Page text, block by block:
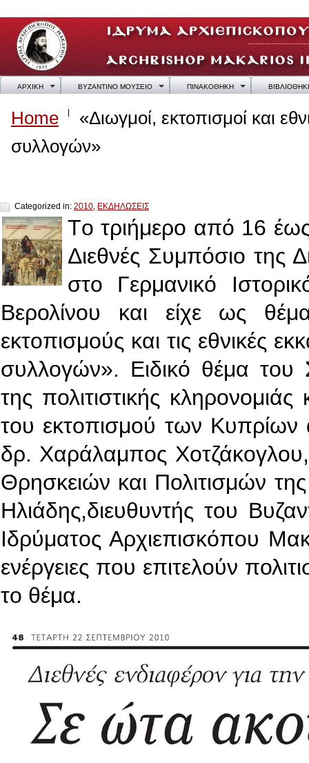
ΑΡΧΙΚΗ ΒΥΖΑΝΤΙΝΟ ΜΟΥΣΕΙΟ ΠΙΝΑΚΟΘΗΚΗ
Home
«Διωγμοί, εκτοπισμοί και
συλλογών»
Categorized in: 2010, ΕΚΔΗΛΩΣΕΙΣ
Tο τριήμερο από 16
Διεθνές Συμπόσιο της
στο Γερμανικό
Βερολίνου και είχε ως
εκτοπισμούς και τις εθνικές
συλλογών». Ειδικό θέμα
της πολιτιστικής
του εκτοπισμού των Κυπρίων
δρ. Χαράλαμπος
Θρησκειών και Πολιτισμών
Ηλιάδης,διευθυντής του
Ιδρύματος Αρχιεπισκόπου
ενέργειες που επιτελούν
το θέμα.